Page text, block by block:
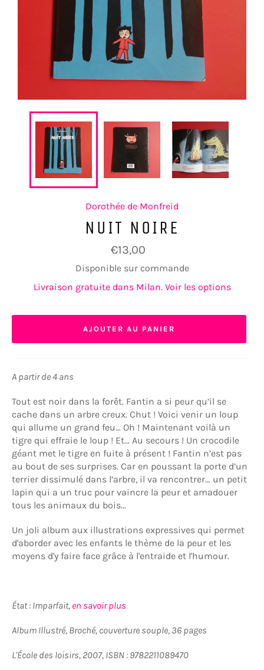
Dorothée de Monfreid
NUIT NOIRE
Prix
régulier
€13,00
Disponible sur commande
Livraison gratuite dans Milan. Voir les options
AJOUTER AU PANIER
A partir de 4 ans
Tout est noir dans la forêt. Fantin a si peur qu’il se
cache dans un arbre creux. Chut ! Voici venir un loup
qui allume un grand feu… Oh ! Maintenant voilà un
tigre qui effraie le loup ! Et… Au secours ! Un crocodile
géant met le tigre en fuite à présent ! Fantin n’est pas
au bout de ses surprises. Car en poussant la porte d’un
terrier dissimulé dans l’arbre, il va rencontrer… un petit
lapin qui a un truc pour vaincre la peur et amadouer
tous les animaux du bois…
Un joli album aux illustrations expressives qui permet
d'aborder avec les enfants le thème de la peur et les
moyens d'y faire face grâce à l'entraide et l'humour.
État : Imparfait, en savoir plus
Album Illustré, Broché, couverture souple, 36 pages
L'École des loisirs, 2007, ISBN : 9782211089470